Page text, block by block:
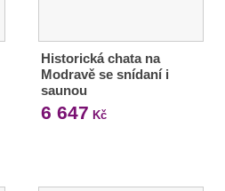
Historická chata na
Modravě se snídaní i
saunou
6 647 Kč